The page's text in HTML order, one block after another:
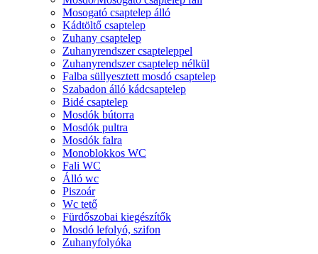
Mosogató csaptelep álló
Kádtöltő csaptelep
Zuhany csaptelep
Zuhanyrendszer csapteleppel
Zuhanyrendszer csaptelep nélkül
Falba süllyesztett mosdó csaptelep
Szabadon álló kádcsaptelep
Bidé csaptelep
Mosdók bútorra
Mosdók pultra
Mosdók falra
Monoblokkos WC
Fali WC
Álló wc
Piszoár
Wc tető
Fürdőszobai kiegészítők
Mosdó lefolyó, szifon
Zuhanyfolyóka